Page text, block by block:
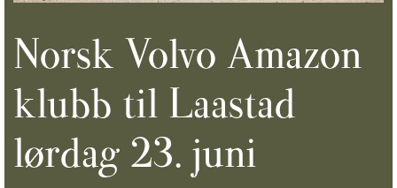
Norsk Volvo Amazon
klubb til Laastad
lørdag 23. juni